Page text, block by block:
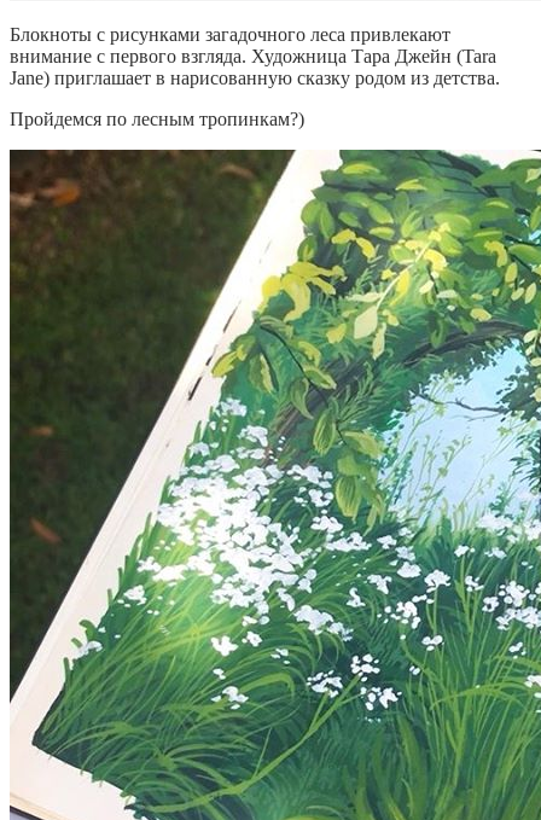
Блокноты с рисунками загадочного леса привлекают
внимание с первого взгляда. Художница Тара Джейн (Tara
Jane) приглашает в нарисованную сказку родом из детства.
Пройдемся по лесным тропинкам?)